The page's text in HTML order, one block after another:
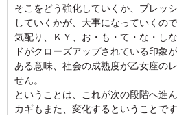
そこをどう強化していくか、プレッ
していくかが、大事になっていくので
気配り、ＫＹ、お・も・て・な・し
ドがクローズアップされている印象が
ある意味、社会の成熟度が乙女座の
せん。
ということは、これが次の段階へ進
カギもまた、変化するということです